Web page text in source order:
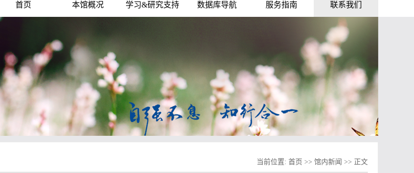
联系我们
服务指南
数据库导航
学习&研究支持
本馆概况
首页
当前位置: 首页 >> 馆内新闻 >> 正文